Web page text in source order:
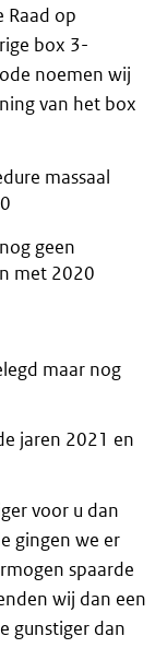
Raad op
box 3-
noemen wij
van het box
massaal
geen
met 2020
maar nog
jaren 2021 en
voor u dan
gingen we er
spaarde
wij dan een
gunstiger dan